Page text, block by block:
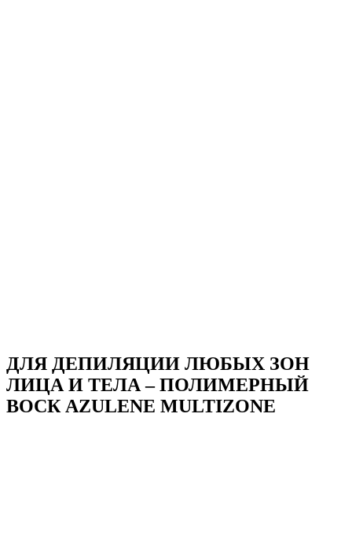
ДЛЯ ДЕПИЛЯЦИИ ЛЮБЫХ ЗОН
ЛИЦА И ТЕЛА – ПОЛИМЕРНЫЙ
ВОСК AZULENE MULTIZONE